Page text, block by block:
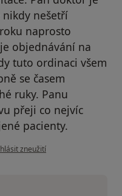
nikdy nešetří
naprosto
objednávání na
tuto ordinaci všem
se časem
ruky. Panu
přeji co nejvíc
pacienty.
názoru uživatele B.Šroubová
zneužití